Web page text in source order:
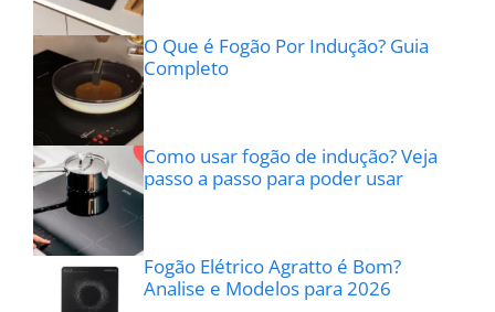
O Que é Fogão Por Indução? Guia
Completo
Como usar fogão de indução? Veja
passo a passo para poder usar
Fogão Elétrico Agratto é Bom?
Analise e Modelos para 2026